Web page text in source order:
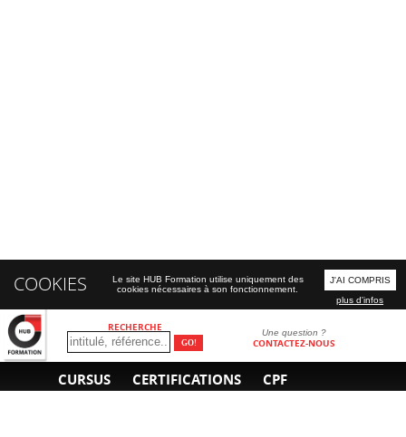
RECHERCHE Une question ?
CONTACTEZ-NOUS
CURSUS CERTIFICATIONS CPF
COOKIES
Le site HUB Formation utilise uniquement des
cookies nécessaires à son fonctionnement.
J'AI COMPRIS
plus d'infos